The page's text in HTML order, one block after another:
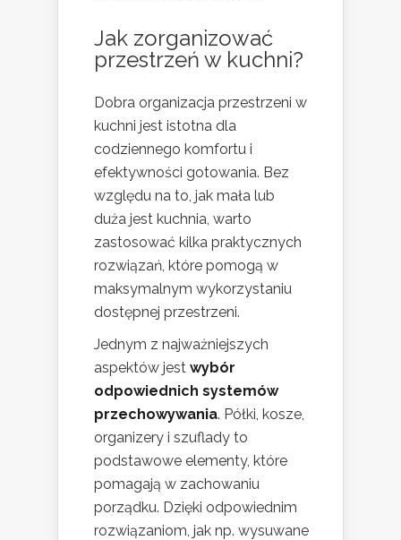
Jak zorganizować
przestrzeń w kuchni?
Dobra organizacja przestrzeni w
kuchni jest istotna dla
codziennego komfortu i
efektywności gotowania. Bez
względu na to, jak mała lub
duża jest kuchnia, warto
zastosować kilka praktycznych
rozwiązań, które pomogą w
maksymalnym wykorzystaniu
dostępnej przestrzeni.
Jednym z najważniejszych
aspektów jest wybór
odpowiednich systemów
przechowywania. Półki, kosze,
organizery i szuflady to
podstawowe elementy, które
pomagają w zachowaniu
porządku. Dzięki odpowiednim
rozwiązaniom, jak np. wysuwane